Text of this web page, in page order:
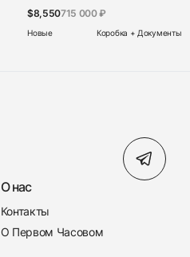
$8,550715 000 ₽
Новые Коробка + Документы
О нас
Контакты
О Первом Часовом